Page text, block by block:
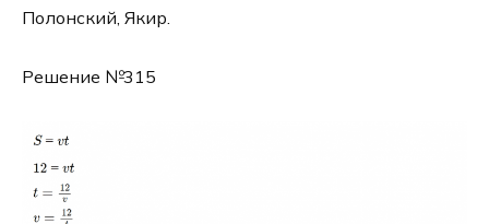
Полонский, Якир.
Решение №315